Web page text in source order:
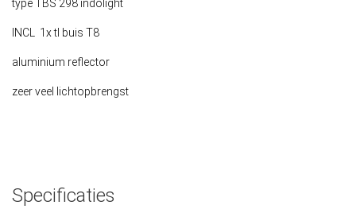
type TBS 298 indolight
INCL 1x tl buis T8
aluminium reflector
zeer veel lichtopbrengst
Specificaties